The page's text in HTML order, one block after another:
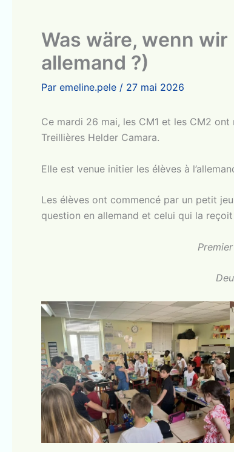
Was wäre, wenn
allemand ?)
Par emeline.pele / 27 mai 2026
Ce mardi 26 mai, les CM1 et les CM2
Treillières Helder Camara.
Elle est venue initier les élèves à
Les élèves ont commencé par un petit
question en allemand et celui qui la